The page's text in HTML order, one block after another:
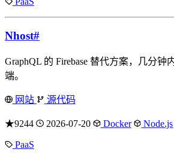
Nhost#
GraphQL 的 Firebase 替代方案，几分钟
端。
网站 源代码
★9244 2026-07-20 Docker Node.js
PaaS